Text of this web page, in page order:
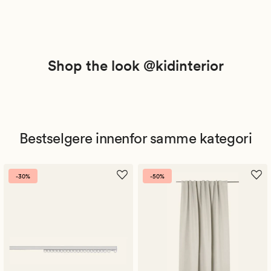
Shop the look @kidinterior
Bestselgere innenfor samme kategori
-30% -50%